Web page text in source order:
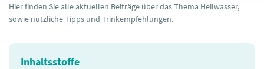
Hier finden Sie alle aktuellen Beiträge über das Thema Heilwasser,
sowie nützliche Tipps und Trinkempfehlungen.
Inhaltsstoffe